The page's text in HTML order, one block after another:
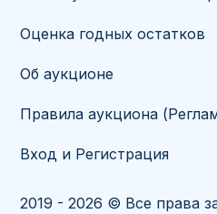
Оценка годных остатков
Об аукционе
Правила аукциона
Вход и Регистрация
2019 - 2026 © Все права